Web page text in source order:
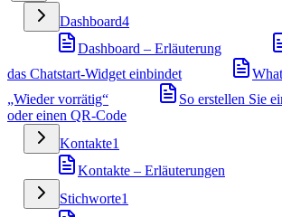
Dashboard4
Dashboard – Erläuterung
das Chatstart-Widget einbindet
„Wieder vorrätig“
So erstellen Sie
oder einen QR-Code
Kontakte1
Kontakte – Erläuterungen
Stichworte1